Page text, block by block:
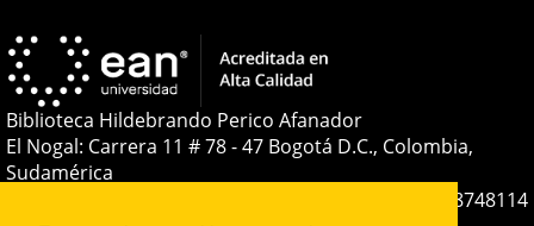
artículo
Biblioteca Hildebrando Perico Afanador
El Nogal: Carrera 11 # 78 - 47 Bogotá D.C., Colombia,
Sudamérica
+57 316 8748114